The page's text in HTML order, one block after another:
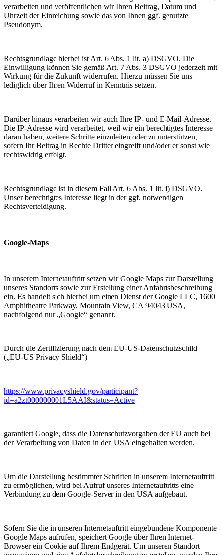
verarbeiten und veröffentlichen wir Ihren Beitrag, Datum und
Uhrzeit der Einreichung sowie das von Ihnen ggf. genutzte
Pseudonym.
Rechtsgrundlage hierbei ist Art. 6 Abs. 1 lit. a) DSGVO. Die
Einwilligung können Sie gemäß Art. 7 Abs. 3 DSGVO jederzeit mit
Wirkung für die Zukunft widerrufen. Hierzu müssen Sie uns
lediglich über Ihren Widerruf in Kenntnis setzen.
Darüber hinaus verarbeiten wir auch Ihre IP- und E-Mail-Adresse.
Die IP-Adresse wird verarbeitet, weil wir ein berechtigtes Interesse
daran haben, weitere Schritte einzuleiten oder zu unterstützen,
sofern Ihr Beitrag in Rechte Dritter eingreift und/oder er sonst wie
rechtswidrig erfolgt.
Rechtsgrundlage ist in diesem Fall Art. 6 Abs. 1 lit. f) DSGVO.
Unser berechtigtes Interesse liegt in der ggf. notwendigen
Rechtsverteidigung.
Google-Maps
In unserem Internetauftritt setzen wir Google Maps zur Darstellung
unseres Standorts sowie zur Erstellung einer Anfahrtsbeschreibung
ein. Es handelt sich hierbei um einen Dienst der Google LLC, 1600
Amphitheatre Parkway, Mountain View, CA 94043 USA,
nachfolgend nur „Google“ genannt.
Durch die Zertifizierung nach dem EU-US-Datenschutzschild
(„EU-US Privacy Shield“)
https://www.privacyshield.gov/participant?
id=a2zt000000001L5AAI&status=Active
garantiert Google, dass die Datenschutzvorgaben der EU auch bei
der Verarbeitung von Daten in den USA eingehalten werden.
Um die Darstellung bestimmter Schriften in unserem Internetauftritt
zu ermöglichen, wird bei Aufruf unseres Internetauftritts eine
Verbindung zu dem Google-Server in den USA aufgebaut.
Sofern Sie die in unseren Internetauftritt eingebundene Komponente
Google Maps aufrufen, speichert Google über Ihren Internet-
Browser ein Cookie auf Ihrem Endgerät. Um unseren Standort